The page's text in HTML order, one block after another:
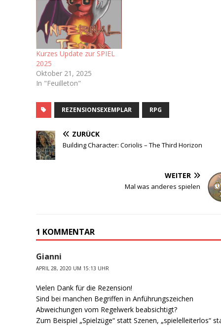
Kurzes Update zur SPIEL
2025
Oktober 21, 2025
In "Feuilleton"
REZENSIONSEXEMPLAR RPG
ZURÜCK
Building Character: Coriolis – The Third Horizon
WEITER
Mal was anderes spielen
1 KOMMENTAR
Gianni
APRIL 28, 2020 UM 15:13 UHR
Vielen Dank für die Rezension!
Sind bei manchen Begriffen in Anführungszeichen
Abweichungen vom Regelwerk beabsichtigt?
Zum Beispiel „Spielzüge“ statt Szenen, „spielelleiterlos“